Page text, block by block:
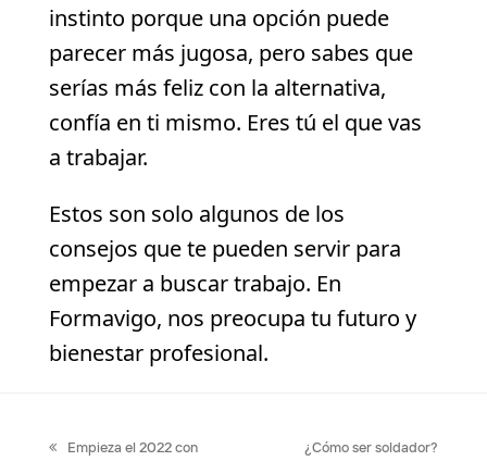
instinto porque una opción puede
parecer más jugosa, pero sabes que
serías más feliz con la alternativa,
confía en ti mismo. Eres tú el que vas
a trabajar.
Estos son solo algunos de los
consejos que te pueden servir para
empezar a buscar trabajo. En
Formavigo, nos preocupa tu futuro y
bienestar profesional.
previous
Empieza el 2022 con
next
¿Cómo ser soldador?